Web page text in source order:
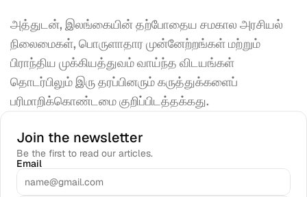
அத்துடன், இலங்கையின் தற்போதைய சமகால அரசியல்
நிலைமைகள், பொருளாதார முன்னேற்றங்கள் மற்றும்
பிராந்திய முக்கியத்துவம் வாய்ந்த விடயங்கள்
தொடர்பிலும் இரு தரப்பினரும் கருத்துக்களைப்
பரிமாறிக்கொண்டமை குறிப்பிடத்தக்கது.
Join the newsletter
Be the first to read our articles.
Email